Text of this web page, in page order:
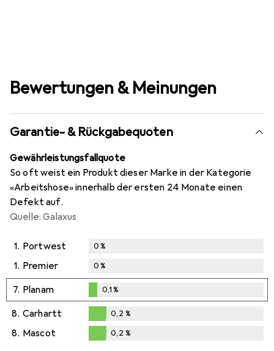
Bewertungen & Meinungen
Garantie- & Rückgabequoten
Gewährleistungsfallquote
So oft weist ein Produkt dieser Marke in der Kategorie
«Arbeitshose» innerhalb der ersten 24 Monate einen
Defekt auf.
Quelle: Galaxus
1. Portwest 0%
1. Premier 0%
7. Planam
0,1%
0,1%
8. Carhartt
0,2%
0,2 %
8. Mascot 0,2 %